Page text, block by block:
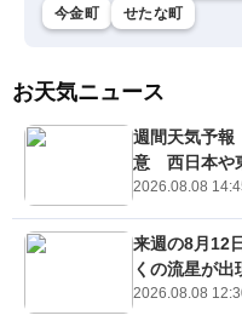
今金町
せたな町
お天気ニュース
週間天気予
意 西日本や
2026.08.08
来週の8月12
くの流星が出
2026.08.08